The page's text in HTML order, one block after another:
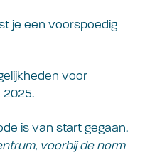
je een voorspoedig
voor
2025.
is van start gegaan.
voorbij de norm